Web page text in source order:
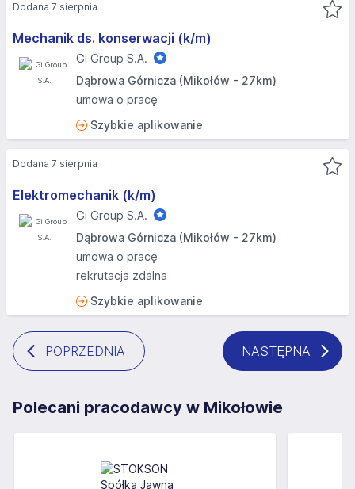
Mechanik ds. konserwacji (k/m)
Gi Group S.A.
Dąbrowa Górnicza (Mikołów - 27km)
umowa o pracę
Szybkie aplikowanie
Dodana 7 sierpnia
Elektromechanik (k/m)
Gi Group S.A.
Dąbrowa Górnicza (Mikołów - 27km)
umowa o pracę
rekrutacja zdalna
Szybkie aplikowanie
Dodana 7 sierpnia
POPRZEDNIA NASTĘPNA
Polecani pracodawcy w Mikołowie